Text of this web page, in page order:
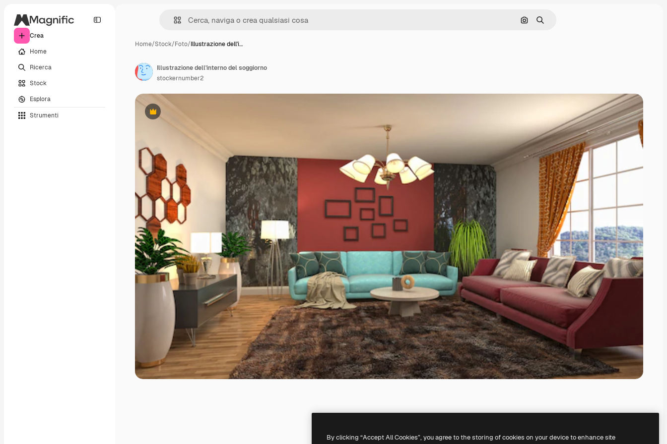
Crea
Home
Ricerca
Stock
Esplora
Strumenti
Cerca per immagine
Ricerca
Home/Stock/Foto/Illustrazione dell'i…
Premium
Illustrazione dell'interno del soggiorno
stockernumber2
By clicking “Accept All Cookies”, you agree to the storing of cookies on your device to enhance site